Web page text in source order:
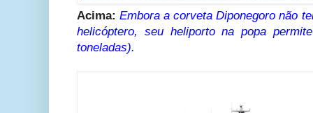
Acima: Embora a corveta Diponegoro não
helicóptero, seu heliporto na popa
toneladas).